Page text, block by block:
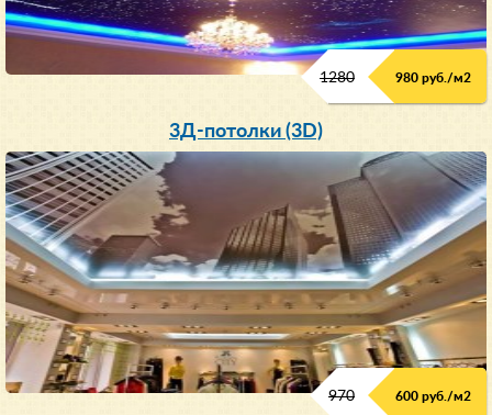
1280 980 руб./м2
3Д-потолки (3D)
970 600 руб./м2